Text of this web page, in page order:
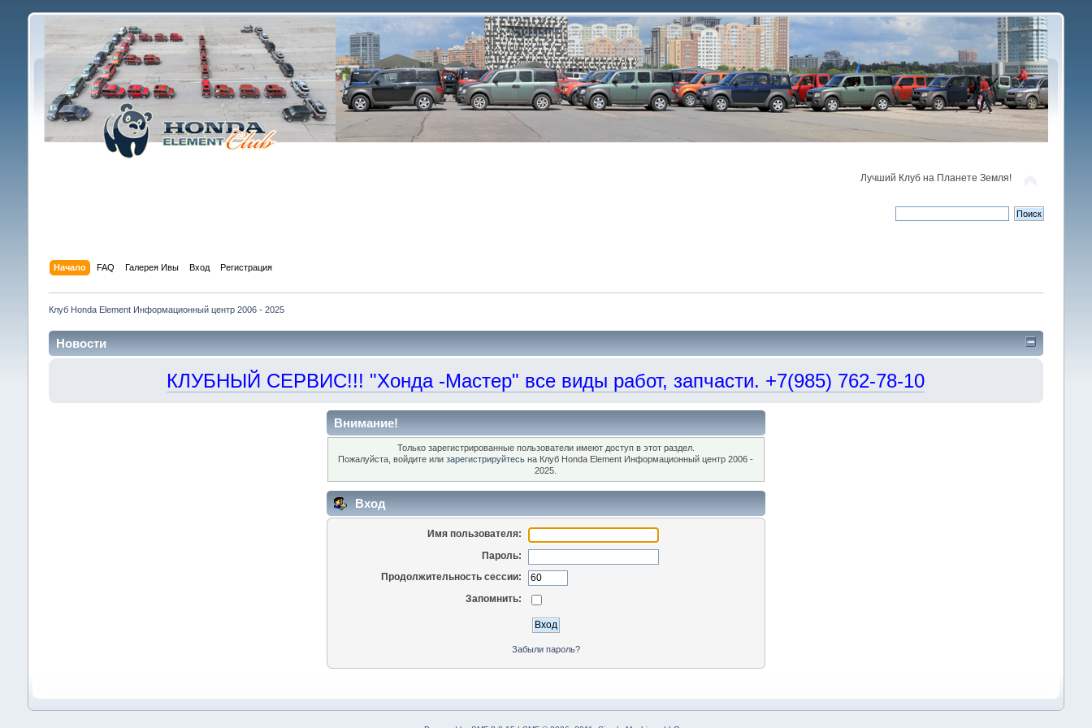
Лучший Клуб на Планете Земля!
Начало FAQ Галерея Ивы Вход Регистрация
Клуб Honda Element Информационный центр 2006 - 2025
Новости
КЛУБНЫЙ СЕРВИС!!! "Хонда -Мастер" все виды работ, запчасти. +7(985) 762-78-10
Внимание!
Только зарегистрированные пользователи имеют доступ в этот раздел.
Пожалуйста, войдите илизарегистрируйтесь на Клуб Honda Element Информационный центр 2006 -
2025.
Вход
Имя пользователя:
Пароль:
Продолжительность сессии:
Запомнить:
Забыли пароль?